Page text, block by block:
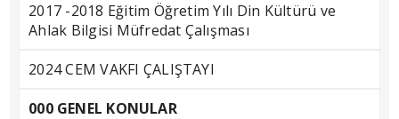
2017 -2018 Eğitim Öğretim Yılı Din Kültürü ve
Ahlak Bilgisi Müfredat Çalışması
2024 CEM VAKFI ÇALIŞTAYI
000 GENEL KONULAR